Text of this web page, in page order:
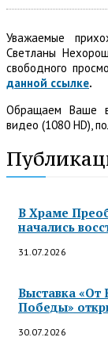
Уважаемые
Светланы
свободного
данной ссылке.
Обращаем Ваше
видео (1080 HD),
В Храме
начались
31.07.2026
Выставка
Победы»
30.07.2026